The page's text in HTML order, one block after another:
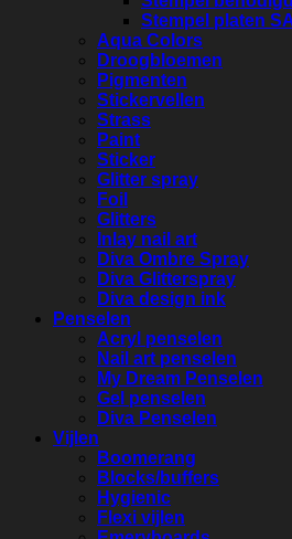
Stempel platen
Aqua Colors
Droogbloemen
Pigmenten
Stickervellen
Strass
Paint
Sticker
Glitter spray
Foil
Glitters
Inlay nail art
Diva Ombre Spray
Diva Glitterspray
Diva design ink
Penselen
Acryl penselen
Nail art penselen
My Dream Penselen
Gel penselen
Diva Penselen
Vijlen
Boomerang
Blocks/buffers
Hygienic
Flexi vijlen